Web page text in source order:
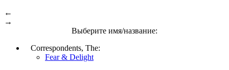
←
→
Выберите имя/название:
Correspondents, The:
Fear & Delight